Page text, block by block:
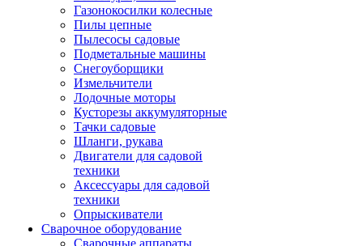
Газонокосилки колесные
Пилы цепные
Пылесосы садовые
Подметальные машины
Снегоуборщики
Измельчители
Лодочные моторы
Кусторезы аккумуляторные
Тачки садовые
Шланги, рукава
Двигатели для садовой
техники
Аксессуары для садовой
техники
Опрыскиватели
Сварочное оборудование
Сварочные аппараты